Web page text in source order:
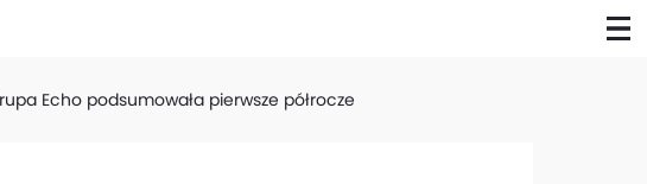
Echo podsumowała pierwsze półrocze